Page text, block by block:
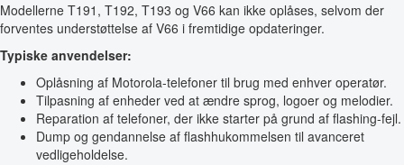
Modellerne T191, T192, T193 og V66 kan ikke oplåses, selvom der
forventes understøttelse af V66 i fremtidige opdateringer.
Typiske anvendelser:
Oplåsning af Motorola-telefoner til brug med enhver operatør.
Tilpasning af enheder ved at ændre sprog, logoer og melodier.
Reparation af telefoner, der ikke starter på grund af flashing-fejl.
Dump og gendannelse af flashhukommelsen til avanceret
vedligeholdelse.